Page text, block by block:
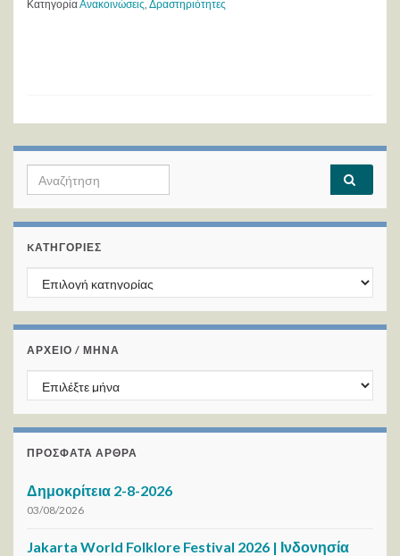
ΚατηγορίαΑνακοινώσεις, Δραστηριότητες
Search for:
KΑΤΗΓΟΡΊΕΣ
Kατηγορίες
ΑΡΧΕΙΟ / ΜΗΝΑ
ΑΡΧΕΙΟ / ΜΗΝΑ
ΠΡΌΣΦΑΤΑ ΆΡΘΡΑ
Δημοκρίτεια 2-8-2026
03/08/2026
Jakarta World Folklore Festival 2026 | Ινδονησία